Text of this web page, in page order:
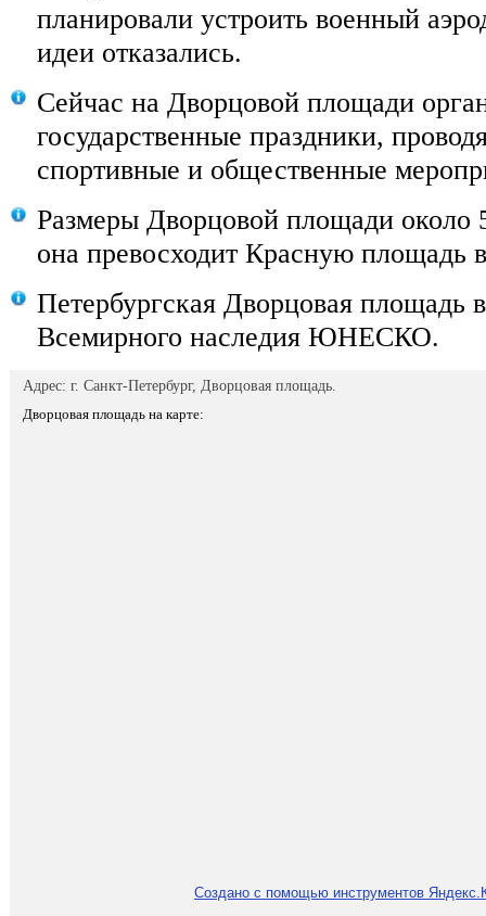
планировали устроить военный
идеи отказались.
Сейчас на Дворцовой площади
государственные праздники,
спортивные и общественные
Размеры Дворцовой площади около
она превосходит Красную площадь
Петербургская Дворцовая площадь
Всемирного наследия ЮНЕСКО.
Адрес: г. Санкт-Петербург, Дворцовая площадь.
Дворцовая площадь на карте:
Создано с помощью инструментов